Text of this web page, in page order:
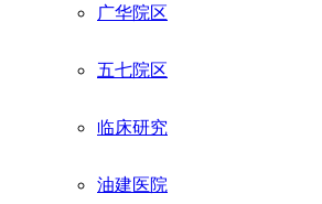
广华院区
五七院区
临床研究
油建医院